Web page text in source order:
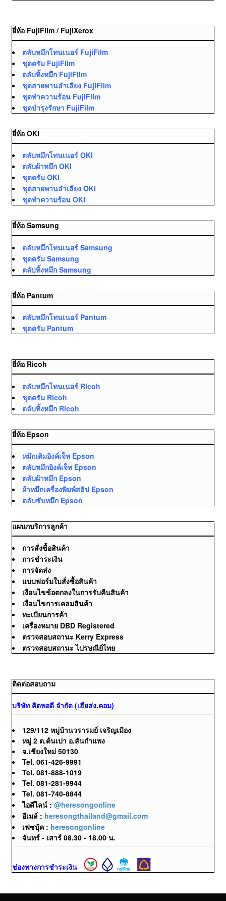
ยี่ห้อ FujiFilm / FujiXerox
ตลับหมึกโทนเนอร์ FujiFilm
ชุดดรัม FujiFilm
ตลับทิ้งหมึก FujiFilm
ชุดสายพานลำเลียง FujiFilm
ชุดทำความร้อน FujiFilm
ชุดบำรุงรักษา FujiFilm
ยี่ห้อ OKI
ตลับหมึกโทนเนอร์ OKI
ตลับผ้าหมึก OKI
ชุดดรัม OKI
ชุดสายพานลำเลียง OKI
ชุดทำความร้อน OKI
ยี่ห้อ Samsung
ตลับหมึกโทนเนอร์ Samsung
ชุดดรัม Samsung
ตลับทิ้งหมึก Samsung
ยี่ห้อ Pantum
ตลับหมึกโทนเนอร์ Pantum
ชุดดรัม Pantum
ยี่ห้อ Ricoh
ตลับหมึกโทนเนอร์ Ricoh
ชุดดรัม Ricoh
ตลับทิ้งหมึก Ricoh
ยี่ห้อ Epson
หมึกเติมอิงค์เจ็ท Epson
ตลับหมึกอิงค์เจ็ท Epson
ตลับผ้าหมึก Epson
ผ้าหมึกเครื่องพิมพ์สลิป Epson
ตลับซับหมึก Epson
แผนกบริการลูกค้า
การสั่งซื้อสินค้า
การชำระเงิน
การจัดส่ง
แบบฟอร์มใบสั่งซื้อสินค้า
เงื่อนไขข้อตกลงในการรับคืนสินค้า
เงื่อนไขการเคลมสินค้า
ทะเบียนการค้า
เครื่องหมาย DBD Registered
ตรวจสอบสถานะ Kerry Express
ตรวจสอบสถานะ ไปรษณีย์ไทย
ติดต่อสอบถาม
บริษัท คิดพอดี จำกัด (เฮียส่ง.คอม)
129/112 หมู่บ้านวรารมย์ เจริญเมือง
หมู่ 2 ต.ต้นเปา อ.สันกำแพง
จ.เชียงใหม่ 50130
Tel. 061-426-9991
Tel. 081-888-1019
Tel. 081-281-9944
Tel. 081-740-8844
ไอดีไลน์ : @heresongonline
อีเมล์ : heresongthailand@gmail.com
เฟซบุ้ค : heresongonline
จันทร์ - เสาร์ 08.30 - 18.00 น.
ช่องทางการชำระเงิน